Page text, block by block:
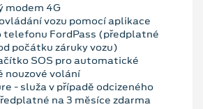
modem 4G
vozu pomocí aplikace
telefonu FordPass (předplatné
počátku záruky vozu)
SOS pro automatické
nouzové volání
- služa v případě odcizeného
na 3 měsíce zdarma